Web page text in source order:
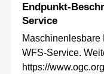
Endpunkt-
Service
WFS-Service.
https://